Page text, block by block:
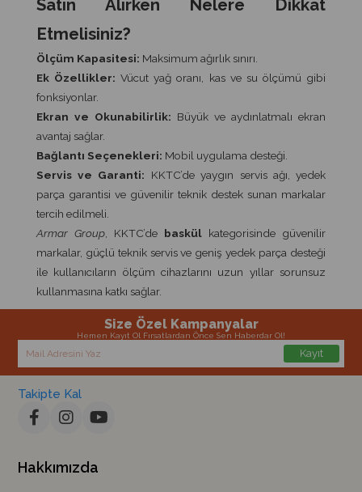
Satın Alırken Nelere Dikkat
Etmelisiniz?
Ölçüm Kapasitesi: Maksimum ağırlık sınırı.
Ek Özellikler: Vücut yağ oranı, kas ve su ölçümü gibi
fonksiyonlar.
Ekran ve Okunabilirlik: Büyük ve aydınlatmalı ekran
avantaj sağlar.
Bağlantı Seçenekleri: Mobil uygulama desteği.
Servis ve Garanti: KKTC’de yaygın servis ağı, yedek
parça garantisi ve güvenilir teknik destek sunan markalar
tercih edilmeli.
Armar Group, KKTC’de baskül kategorisinde güvenilir
markalar, güçlü teknik servis ve geniş yedek parça desteği
ile kullanıcıların ölçüm cihazlarını uzun yıllar sorunsuz
kullanmasına katkı sağlar.
Size Özel Kampanyalar
Hemen Kayıt Ol Fırsatlardan Önce Sen Haberdar Ol!
Kayıt
Takipte Kal
Hakkımızda